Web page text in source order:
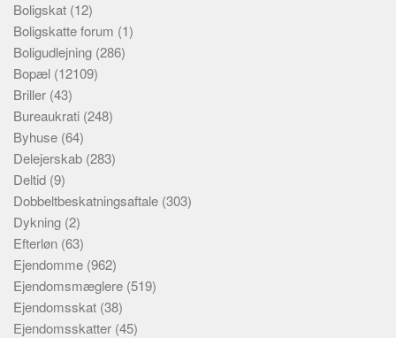
Boligskat (12)
Boligskatte forum (1)
Boligudlejning (286)
Bopæl (12109)
Briller (43)
Bureaukrati (248)
Byhuse (64)
Delejerskab (283)
Deltid (9)
Dobbeltbeskatningsaftale (303)
Dykning (2)
Efterløn (63)
Ejendomme (962)
Ejendomsmæglere (519)
Ejendomsskat (38)
Ejendomsskatter (45)